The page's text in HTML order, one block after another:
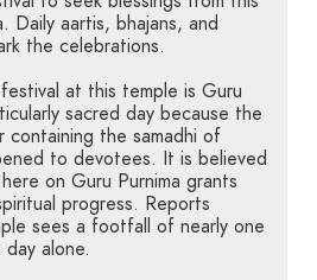
Daily aartis, bhajans, and
the celebrations.
at this temple is Guru
sacred day because the
containing the samadhi of
to devotees. It is believed
on Guru Purnima grants
progress. Reports
sees a footfall of nearly one
alone.